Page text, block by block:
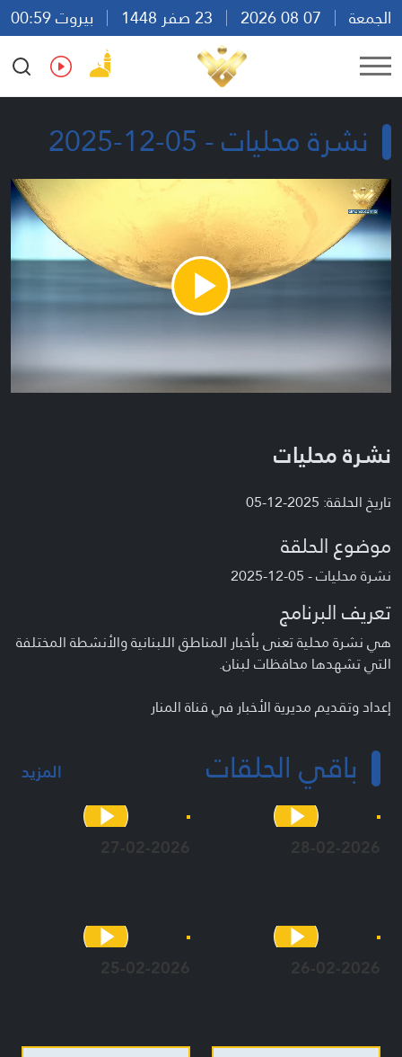
الجمعة
بيروت 00:59
Ar
En Fr Es
نشرة محليات - 05-12-2025
Play
Video
نشرة محليات
تاريخ الحلقة: 2025-12-05
موضوع الحلقة
نشرة محليات - 05-12-2025
تعريف البرنامج
هي نشرة محلية تعنى بأخبار المناطق اللبنانية والأنشطة المختلفة
التي تشهدها محافظات لبنان.
إعداد وتقديم مديرية الأخبار في قناة المنار
باقي الحلقات المزيد
28-02-2026
27-02-2026
26-02-2026
25-02-2026